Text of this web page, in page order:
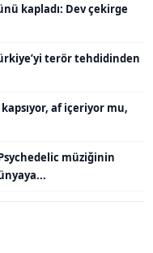
kapladı: Dev çekirge
terör tehdidinden
af içeriyor mu,
müziğinin